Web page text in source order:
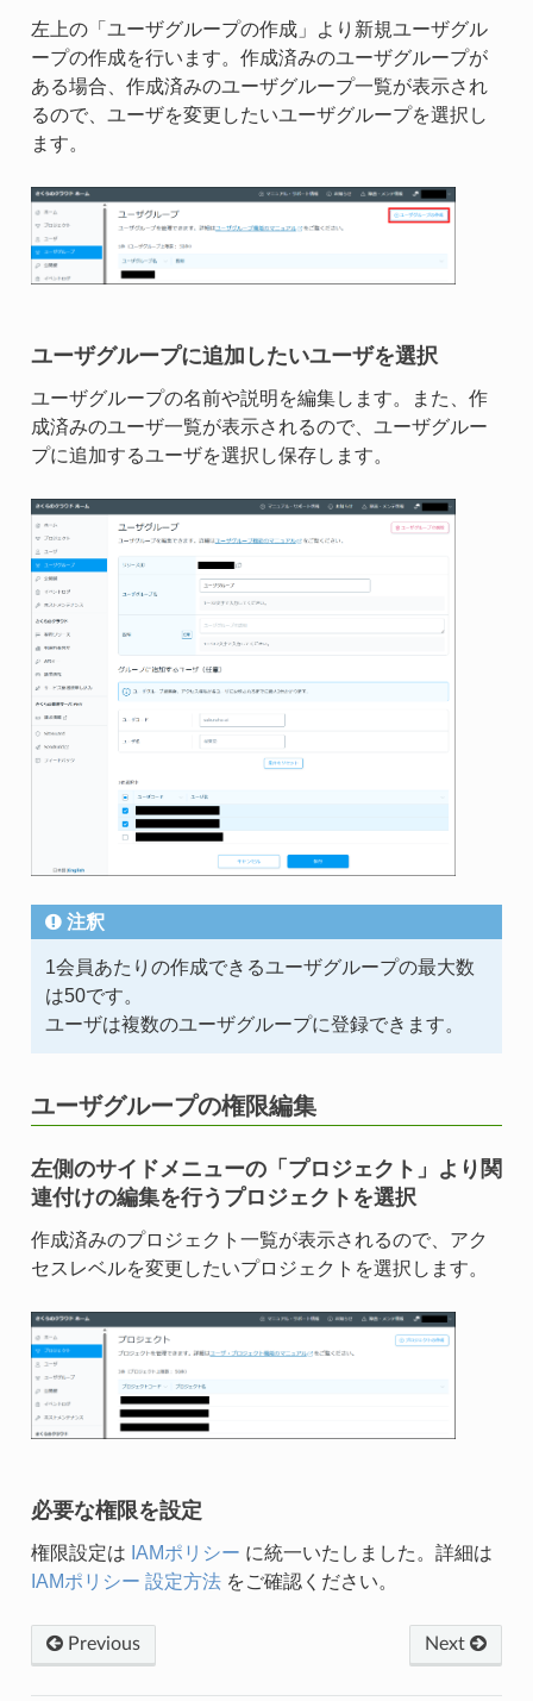
左上の「ユーザグループの作成」より新規ユーザグル
ープの作成を行います。作成済みのユーザグループが
ある場合、作成済みのユーザグループ一覧が表示され
るので、ユーザを変更したいユーザグループを選択し
ます。
ユーザグループに追加したいユーザを選択
ユーザグループの名前や説明を編集します。また、作
成済みのユーザ一覧が表示されるので、ユーザグルー
プに追加するユーザを選択し保存します。
注釈
1会員あたりの作成できるユーザグループの最大数
は50です。
ユーザは複数のユーザグループに登録できます。
ユーザグループの権限編集
左側のサイドメニューの「プロジェクト」より関
連付けの編集を行うプロジェクトを選択
作成済みのプロジェクト一覧が表示されるので、アク
セスレベルを変更したいプロジェクトを選択します。
必要な権限を設定
権限設定は IAMポリシー に統一いたしました。詳細は
IAMポリシー 設定方法をご確認ください。
Next
Previous